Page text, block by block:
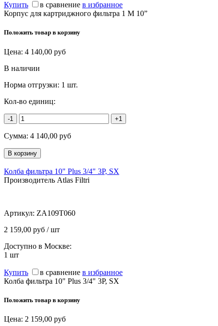
Купить в сравнение в избранное
Корпус для картриджного фильтра 1 М 10”
Положить товар в корзину
Цена: 4 140,00 руб
В наличии
Норма отгрузки: 1 шт.
Кол-во единиц:
-1 +1
Сумма: 4 140,00 руб
Колба фильтра 10" Plus 3/4" 3P, SX
Производитель Atlas Filtri
Артикул: ZA109T060
2 159,00 руб / шт
Доступно в Москве:
1 шт
Купить в сравнение в избранное
Колба фильтра 10" Plus 3/4" 3P, SX
Положить товар в корзину
Цена: 2 159,00 руб